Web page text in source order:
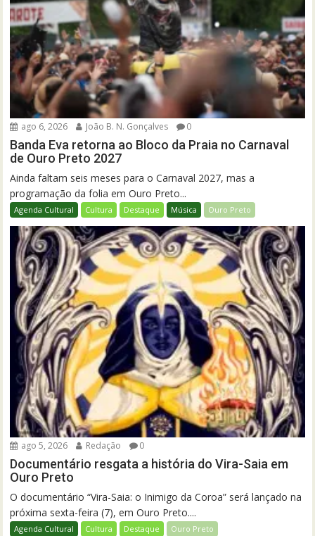
ago 6, 2026 João B. N. Gonçalves 0
Banda Eva retorna ao Bloco da Praia no Carnaval
de Ouro Preto 2027
Ainda faltam seis meses para o Carnaval 2027, mas a
programação da folia em Ouro Preto...
Agenda Cultural Cultura Destaque Música Ouro Preto
ago 5, 2026 Redação 0
Documentário resgata a história do Vira-Saia em
Ouro Preto
O documentário “Vira-Saia: o Inimigo da Coroa” será lançado na
próxima sexta-feira (7), em Ouro Preto....
Agenda Cultural Cultura Destaque Ouro Preto